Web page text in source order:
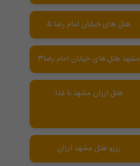
هتل های خیابان امام رضا ۵
مشهد هتل های خیابان امام رضا3
هتل ارزان مشهد با غذا
رزرو هتل مشهد ارزان